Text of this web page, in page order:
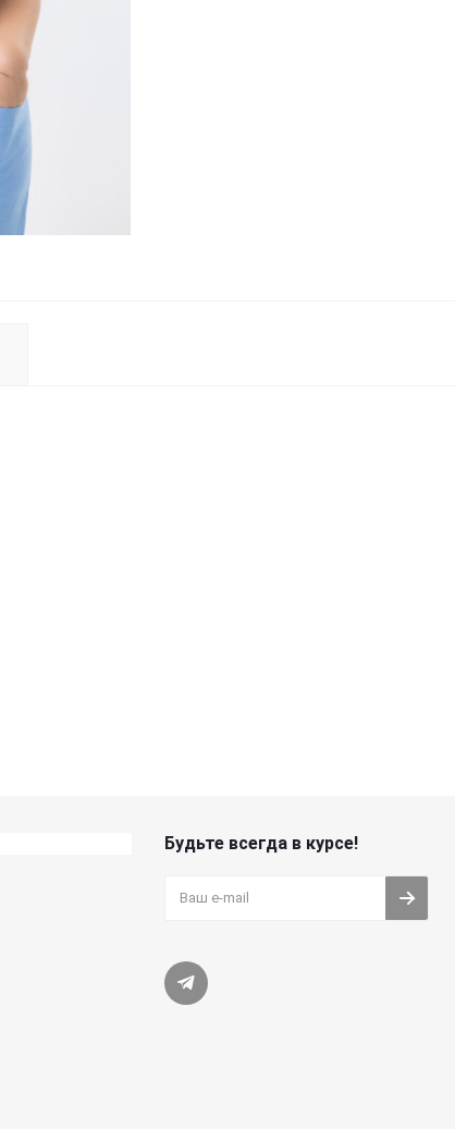
Будьте всегда в курсе!